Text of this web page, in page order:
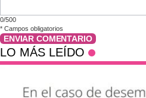
0/500
* Campos obligatorios
ENVIAR COMENTARIO
LO MÁS LEÍDO